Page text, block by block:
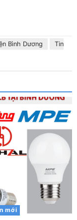
Bình Dương
Tin
mới